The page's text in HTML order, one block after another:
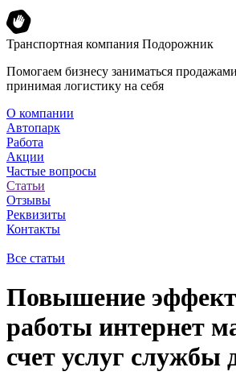
Транспортная компания Подорожник
Помогаем бизнесу заниматься
принимая логистику на себя
О компании
Автопарк
Работа
Акции
Частые вопросы
Статьи
Отзывы
Реквизиты
Контакты
Все статьи
Повышение
работы интернет
счет услуг службы